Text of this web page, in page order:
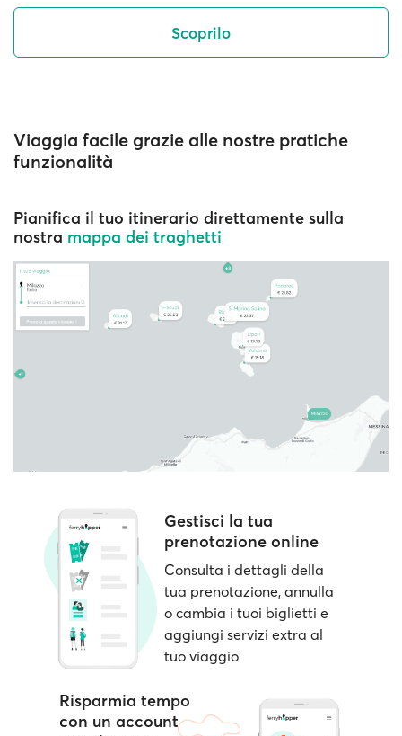
Scoprilo
Viaggia facile grazie alle nostre pratiche
funzionalità
Pianifica il tuo itinerario direttamente sulla
nostra mappa dei traghetti
Gestisci la tua
prenotazione online
Consulta i dettagli della
tua prenotazione, annulla
o cambia i tuoi biglietti e
aggiungi servizi extra al
tuo viaggio
Risparmia tempo
con un account